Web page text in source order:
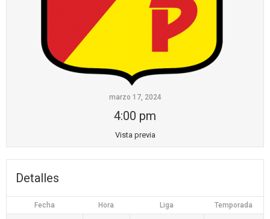
marzo 17, 2024
4:00 pm
Vista previa
Detalles
Fecha Hora Liga Temporada